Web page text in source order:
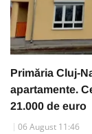
Primăria Cluj-
apartamente.
21.000 de euro
06 August 11:46